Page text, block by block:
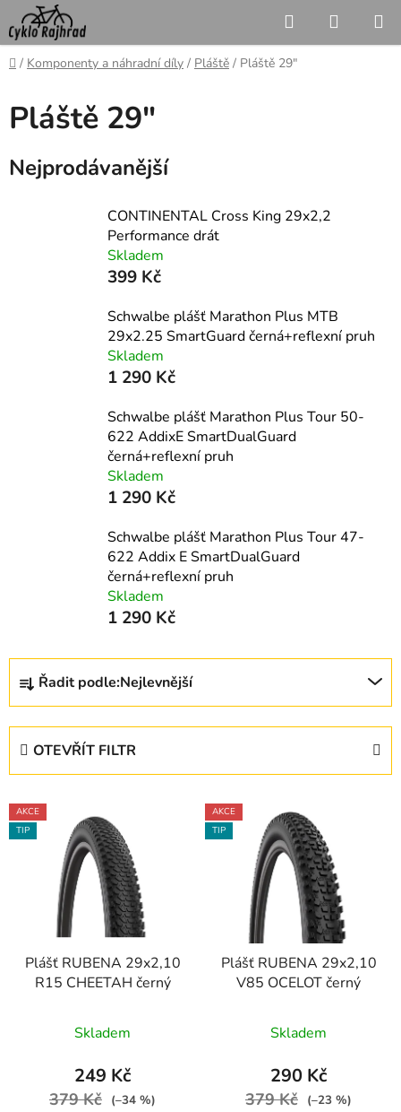
Přejít
na
obsah
Hledat
KOŠÍK
Domů
/ Komponenty a náhradní díly / Pláště / Pláště 29"
Pláště 29"
Nejprodávanější
CONTINENTAL Cross King 29x2,2
Performance drát
Skladem
399 Kč
Schwalbe plášť Marathon Plus MTB
29x2.25 SmartGuard černá+reflexní pruh
Skladem
1 290 Kč
Schwalbe plášť Marathon Plus Tour 50-
622 AddixE SmartDualGuard
černá+reflexní pruh
Skladem
1 290 Kč
Schwalbe plášť Marathon Plus Tour 47-
622 Addix E SmartDualGuard
černá+reflexní pruh
Skladem
1 290 Kč
Ř
z
p
r
Řadit podle:Nejlevnější
OTEVŘÍT FILTR
V
ý
AKCE
TIP
Plášť RUBENA 29x2,10
R15 CHEETAH černý
Skladem
249 Kč
379 Kč (–34 %)
AKCE
TIP
Plášť RUBENA 29x2,10
V85 OCELOT černý
Skladem
290 Kč
379 Kč (–23 %)